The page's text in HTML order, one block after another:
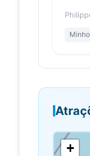
Forte
João
de
Forte
João
(17/
+